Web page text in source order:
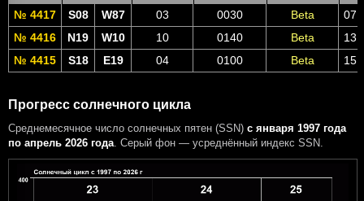
№ 4417 S08 W87 03 0030 Beta
07
№ 4416
N19 W10 10 0140 Beta
13
№ 4415
S18 E19 04 0100 Beta 15
Прогресс солнечного цикла
Среднемесячное число солнечных пятен (SSN) с января 1997 года
по апрель 2026 года . Серый фон — усреднённый индекс SSN.